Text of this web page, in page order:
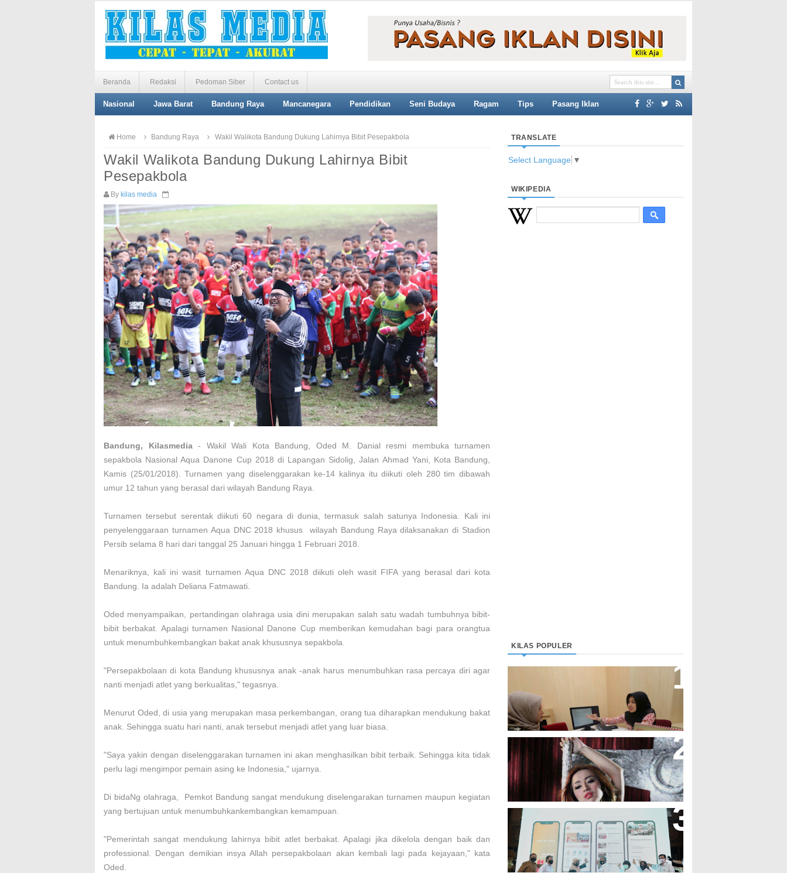
Beranda Redaksi Pedoman Siber Contact us
Nasional Jawa Barat Bandung Raya Mancanegara Pendidikan Seni Budaya Ragam Tips Pasang Iklan
Home Bandung Raya Wakil Walikota Bandung Dukung Lahirnya Bibit Pesepakbola
Wakil Walikota Bandung Dukung Lahirnya Bibit
Pesepakbola
By kilas media
Bandung, Kilasmedia - Wakil Wali Kota Bandung, Oded M. Danial resmi membuka turnamen
sepakbola Nasional Aqua Danone Cup 2018 di Lapangan Sidolig, Jalan Ahmad Yani, Kota Bandung,
Kamis (25/01/2018). Turnamen yang diselenggarakan ke-14 kalinya itu diikuti oleh 280 tim dibawah
umur 12 tahun yang berasal dari wilayah Bandung Raya.
Turnamen tersebut serentak diikuti 60 negara di dunia, termasuk salah satunya Indonesia. Kali ini
penyelenggaraan turnamen Aqua DNC 2018 khusus wilayah Bandung Raya dilaksanakan di Stadion
Persib selama 8 hari dari tanggal 25 Januari hingga 1 Februari 2018.
Menariknya, kali ini wasit turnamen Aqua DNC 2018 diikuti oleh wasit FIFA yang berasal dari kota
Bandung. Ia adalah Deliana Fatmawati.
Oded menyampaikan, pertandingan olahraga usia dini merupakan salah satu wadah tumbuhnya bibit-
bibit berbakat. Apalagi turnamen Nasional Danone Cup memberikan kemudahan bagi para orangtua
untuk menumbuhkembangkan bakat anak khususnya sepakbola.
"Persepakbolaan di kota Bandung khususnya anak -anak harus menumbuhkan rasa percaya diri agar
nanti menjadi atlet yang berkualitas," tegasnya.
Menurut Oded, di usia yang merupakan masa perkembangan, orang tua diharapkan mendukung bakat
anak. Sehingga suatu hari nanti, anak tersebut menjadi atlet yang luar biasa.
"Saya yakin dengan diselenggarakan turnamen ini akan menghasilkan bibit terbaik. Sehingga kita tidak
perlu lagi mengimpor pemain asing ke Indonesia," ujarnya.
Di bidaNg olahraga, Pemkot Bandung sangat mendukung diselengarakan turnamen maupun kegiatan
yang bertujuan untuk menumbuhkankembangkan kemampuan.
"Pemerintah sangat mendukung lahirnya bibit atlet berbakat. Apalagi jika dikelola dengan baik dan
professional. Dengan demikian insya Allah persepakbolaan akan kembali lagi pada kejayaan," kata
Oded.
TRANSLATE
Select Language ▼
WIKIPEDIA
KILAS POPULER
Keuangan Syariah Di Indonesia
Meningkat
Cupi Cupita Luncurkan Single
“Yo Uwis”
Bandung Great Sale 2020 Go
Online Resmi Dimulai